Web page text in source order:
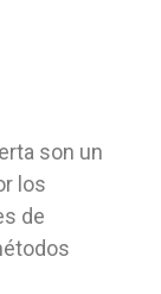
son un
los
de